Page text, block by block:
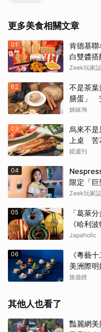
更多美食相關文章
01
肯德基
白雙醬
卡、周邊
Zeek玩家誌
02
不是茶
膳蛋」
姊妹淘
03
烏來不
上桌 苦
鏡週刊
04
限定「
好禮
Zeek玩家誌
05
「葛萊
《哈利
Japaholic
06
《粵藝
美洲際明
旅遊經
其他人也看了
豔麗網